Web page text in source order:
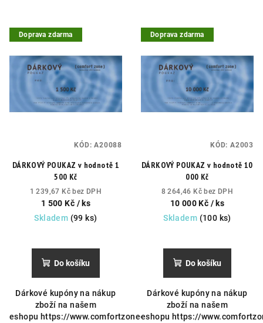
p
k
V
ý
p
p
Doprava zdarma
DÁRKOVÝ POUKAZ v hodnotě 1
500 Kč
1 239,67 Kč bez DPH
1 500 Kč / ks
Skladem (99 ks)
Do košíku
Dárkové kupóny na nákup
zboží na našem
eshopu https://www.comfortzone-
KÓD:A20088
Doprava zdarma
DÁRKOVÝ POUKAZ v hodnotě 10
000 Kč
8 264,46 Kč bez DPH
10 000 Kč / ks
Skladem (100 ks)
Do košíku
Dárkové kupóny na nákup
zboží na našem
eshopu https://
KÓD: A2003